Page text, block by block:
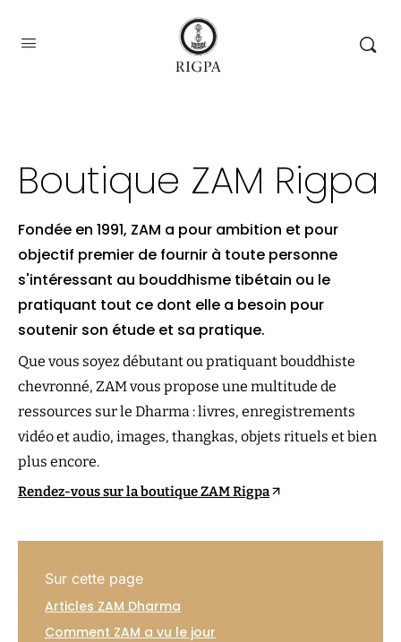
Boutique ZAM Rigpa
Fondée en 1991, ZAM a pour ambition et pour
objectif premier de fournir à toute personne
s'intéressant au bouddhisme tibétain ou le
pratiquant tout ce dont elle a besoin pour
soutenir son étude et sa pratique.
Que vous soyez débutant ou pratiquant bouddhiste
chevronné, ZAM vous propose une multitude de
ressources sur le Dharma : livres, enregistrements
vidéo et audio, images, thangkas, objets rituels et bien
plus encore.
Rendez-vous sur la boutique ZAM Rigpa
Sur cette page
Articles ZAM Dharma
Comment ZAM a vu le jour